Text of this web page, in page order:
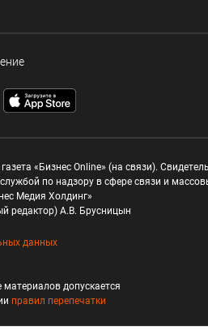
«Бизнес Online» (на связи).
по надзору в сфере связи и
Медия Холдинг»
редактор) А.В. Брусницын
данных
допускается
правил перепечатки